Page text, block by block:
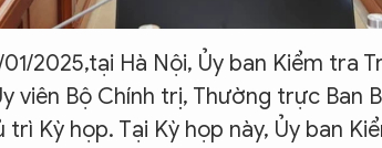
2025,tại Hà Nội, Ủy ban Kiểm tra
viên Bộ Chính trị, Thường trực Ban
Kỳ họp. Tại Kỳ họp này, Ủy ban